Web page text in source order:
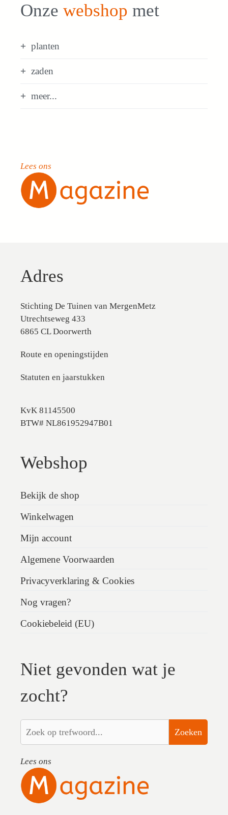
Onze webshop met
planten
zaden
meer...
Lees ons
Adres
Stichting De Tuinen van MergenMetz
Utrechtseweg 433
6865 CL Doorwerth
Route en openingstijden
Statuten en jaarstukken
KvK 81145500
BTW# NL861952947B01
Webshop
Bekijk de shop
Winkelwagen
Mijn account
Algemene Voorwaarden
Privacyverklaring & Cookies
Nog vragen?
Cookiebeleid (EU)
Niet gevonden wat je
zocht?
Zoeken
Lees ons